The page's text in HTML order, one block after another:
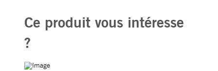
Ce produit vous intéresse
?